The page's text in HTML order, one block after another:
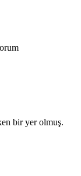
bir yer olmuş.